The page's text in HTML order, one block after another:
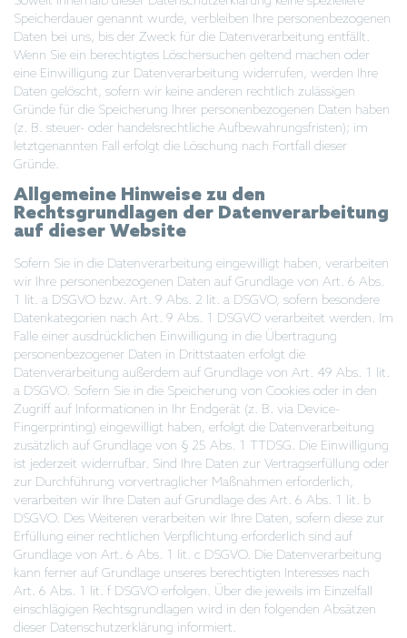
Speicherdauer genannt wurde, verbleiben Ihre personenbezogenen
Daten bei uns, bis der Zweck für die Datenverarbeitung entfällt.
Wenn Sie ein berechtigtes Löschersuchen geltend machen oder
eine Einwilligung zur Datenverarbeitung widerrufen, werden Ihre
Daten gelöscht, sofern wir keine anderen rechtlich zulässigen
Gründe für die Speicherung Ihrer personenbezogenen Daten haben
(z. B. steuer- oder handelsrechtliche Aufbewahrungsfristen); im
letztgenannten Fall erfolgt die Löschung nach Fortfall dieser
Gründe.
Allgemeine Hinweise zu den
Rechtsgrundlagen der Datenverarbeitung
auf dieser Website
Sofern Sie in die Datenverarbeitung eingewilligt haben, verarbeiten
wir Ihre personenbezogenen Daten auf Grundlage von Art. 6 Abs.
1 lit. a DSGVO bzw. Art. 9 Abs. 2 lit. a DSGVO, sofern besondere
Datenkategorien nach Art. 9 Abs. 1 DSGVO verarbeitet werden. Im
Falle einer ausdrücklichen Einwilligung in die Übertragung
personenbezogener Daten in Drittstaaten erfolgt die
Datenverarbeitung außerdem auf Grundlage von Art. 49 Abs. 1 lit.
a DSGVO. Sofern Sie in die Speicherung von Cookies oder in den
Zugriff auf Informationen in Ihr Endgerät (z. B. via Device-
Fingerprinting) eingewilligt haben, erfolgt die Datenverarbeitung
zusätzlich auf Grundlage von § 25 Abs. 1 TTDSG. Die Einwilligung
ist jederzeit widerrufbar. Sind Ihre Daten zur Vertragserfüllung oder
zur Durchführung vorvertraglicher Maßnahmen erforderlich,
verarbeiten wir Ihre Daten auf Grundlage des Art. 6 Abs. 1 lit. b
DSGVO. Des Weiteren verarbeiten wir Ihre Daten, sofern diese zur
Erfüllung einer rechtlichen Verpflichtung erforderlich sind auf
Grundlage von Art. 6 Abs. 1 lit. c DSGVO. Die Datenverarbeitung
kann ferner auf Grundlage unseres berechtigten Interesses nach
Art. 6 Abs. 1 lit. f DSGVO erfolgen. Über die jeweils im Einzelfall
einschlägigen Rechtsgrundlagen wird in den folgenden Absätzen
dieser Datenschutzerklärung informiert.